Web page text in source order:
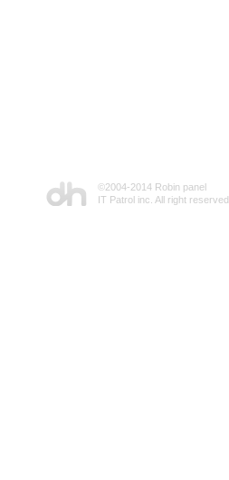
©2004-2014 Robin panel
IT Patrol inc. All right reserved.